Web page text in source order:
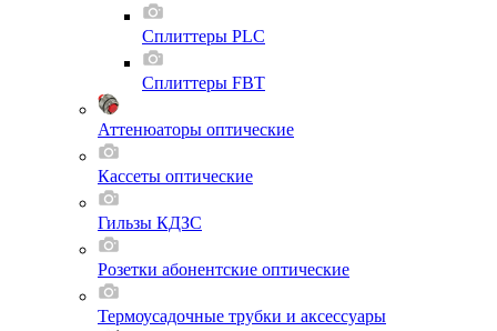
Сплиттеры PLC
Сплиттеры FBT
Аттенюаторы оптические
Кассеты оптические
Гильзы КДЗС
Розетки абонентские оптические
Термоусадочные трубки и аксессуары